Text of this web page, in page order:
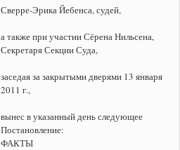
Сверре-Эрика Йебенса, судей,
а также при участии Сёрена Нильсена,
Секретаря Секции Суда,
заседая за закрытыми дверями 13 января
2011 г.,
вынес в указанный день следующее
Постановление:
ФАКТЫ